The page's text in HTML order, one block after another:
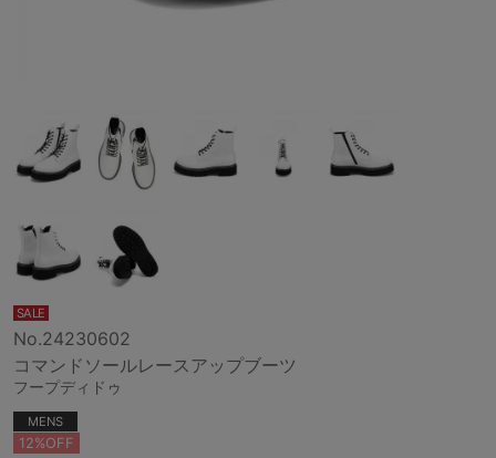
SALE
No.24230602
コマンドソールレースアップブーツ
フープディドゥ
MENS
12%OFF